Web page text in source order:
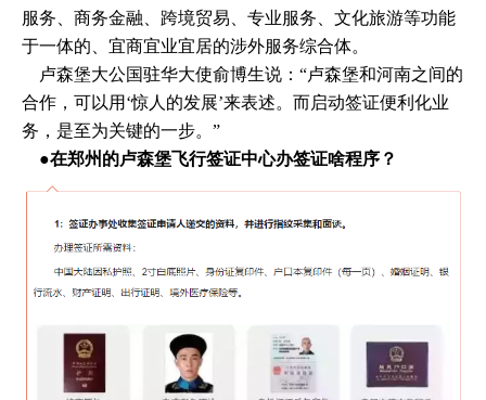
服务、商务金融、跨境贸易、专业服务、文化旅游等功能
于一体的、宜商宜业宜居的涉外服务综合体。
卢森堡大公国驻华大使俞博生说：“卢森堡和河南之间的
合作，可以用‘惊人的发展’来表述。而启动签证便利化业
务，是至为关键的一步。”
●​在郑州的卢森堡飞行签证中心办签证啥程序？